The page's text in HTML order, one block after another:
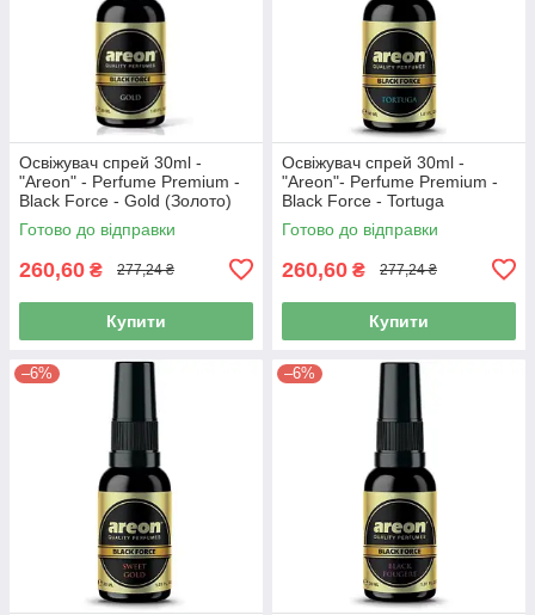
Освіжувач спрей 30ml -
"Areon" - Perfume Premium -
Black Force - Gold (Золото)
скло концентрат 1:2
Готово до відправки
260,60 ₴ 277,24 ₴
Купити
Освіжувач спрей 30ml -
"Areon"- Perfume Premium -
Black Force - Tortuga
(Тортуга) скло1:2
Готово до відправки
260,60 ₴ 277,24 ₴
Купити
–6% –6%